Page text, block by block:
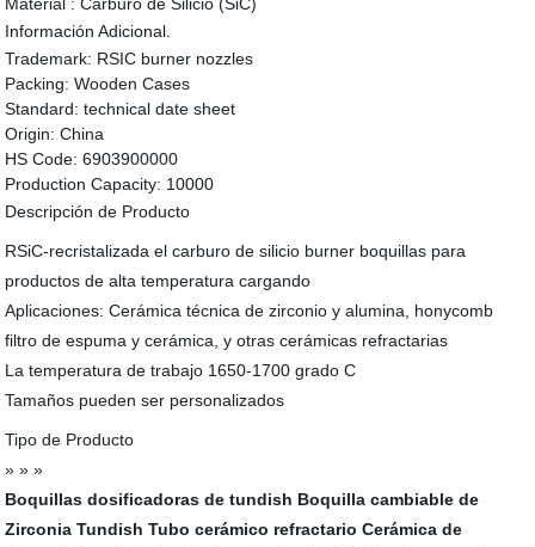
Información Adicional.
Trademark: RSIC burner nozzles
Packing: Wooden Cases
Standard: technical date sheet
Origin: China
HS Code: 6903900000
Production Capacity: 10000
Descripción de Producto
RSiC-recristalizada el carburo de silicio burner boquillas para
productos de alta temperatura cargando
Aplicaciones: Cerámica técnica de zirconio y alumina, honycomb
filtro de espuma y cerámica, y otras cerámicas refractarias
La temperatura de trabajo 1650-1700 grado C
Tamaños pueden ser personalizados
Tipo de Producto
» » »
Boquillas dosificadoras de tundish Boquilla cambiable de
Zirconia Tundish Tubo cerámico refractario Cerámica de